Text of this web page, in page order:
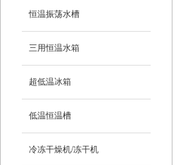
恒温振荡水槽
三用恒温水箱
超低温冰箱
低温恒温槽
冷冻干燥机/冻干机